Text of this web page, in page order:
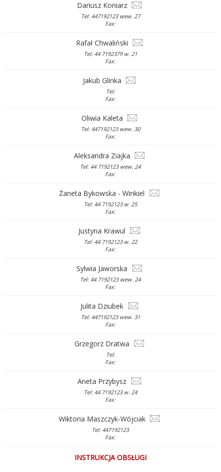
Dariusz Koniarz
Tel: 447192123 wew. 27
Fax:
Rafał Chwaliński
Tel: 44 7192379 w. 21
Fax:
Jakub Glinka
Tel:
Fax:
Oliwia Kaleta
Tel: 447192123 wew. 30
Fax:
Aleksandra Ziajka
Tel: 44 7192123 wew. 24
Fax:
Żaneta Bykowska - Winkiel
Tel: 44 7192123 w. 25
Fax:
Justyna Krawul
Tel: 44 7192123 w. 22
Fax:
Sylwia Jaworska
Tel: 44 7192123 wew. 24
Fax:
Julita Dziubek
Tel: 447192123 wew. 31
Fax:
Grzegorz Dratwa
Tel:
Fax:
Aneta Przybysz
Tel: 44 7192123 w. 24
Fax:
Wiktoria Maszczyk-Wójciak
Tel: 447192123
Fax:
INSTRUKCJA OBSŁUGI